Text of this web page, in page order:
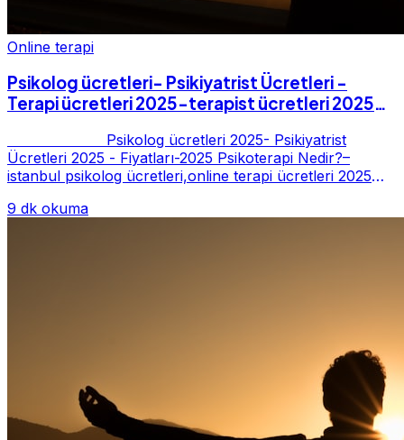
Online terapi
Psikolog ücretleri- Psikiyatrist Ücretleri -
Terapi ücretleri 2025-terapist ücretleri 2025-
Psikolog ücretleri 2025- Psikiyatrist
Ücretleri 2025 - Fiyatları-2025 Psikoterapi Nedir?–
istanbul psikolog ücretleri,online terapi ücretleri 2025
9 dk okuma